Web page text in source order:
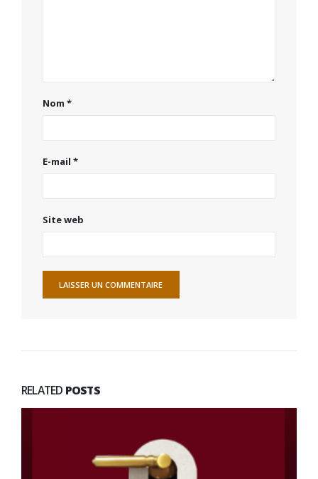
Nom *
E-mail *
Site web
RELATED POSTS